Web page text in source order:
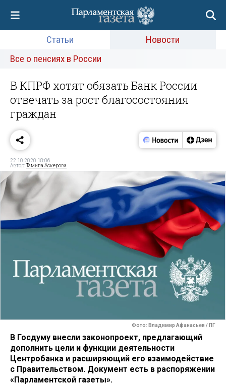
Статьи
Новости
Все о пенсиях в России
В КПРФ хотят обязать Банк России
отвечать за рост благосостояния
граждан
22.10.2020 18:06
Автор:Тамила Аскерова
Фото: Владимир Афанасьев / ПГ
В Госдуму внесли законопроект, предлагающий
дополнить цели и функции деятельности
Центробанка и расширяющий его взаимодействие
с Правительством. Документ есть в распоряжении
«Парламентской газеты».